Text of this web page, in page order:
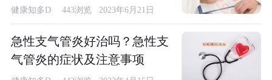
健康知多D 443浏览 2023年6月21日
急性支气管炎好治吗？急性支
气管炎的症状及注意事项